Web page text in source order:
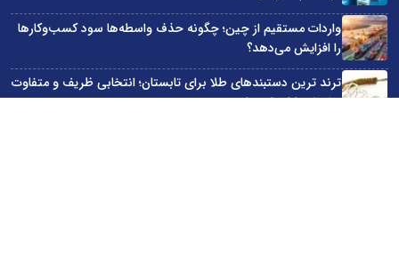
واردات مستقیم از چین؛ چگونه حذف واسطه‌ها سود کسب‌وکارها
را افزایش می‌دهد؟
ترند ترین دستبندهای طلا برای تابستان؛ انتخابی ظریف و متفاوت
برای استایل‌های خاص